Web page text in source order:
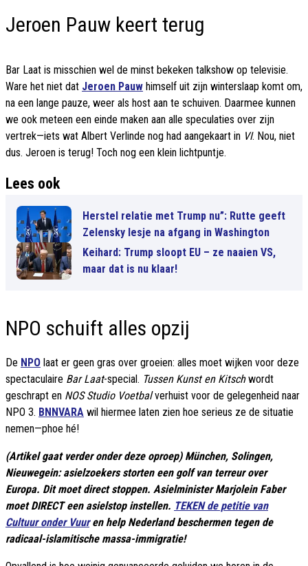
Jeroen Pauw keert terug
Bar Laat is misschien wel de minst bekeken talkshow op televisie.
Ware het niet dat Jeroen Pauw himself uit zijn winterslaap komt om,
na een lange pauze, weer als host aan te schuiven. Daarmee kunnen
we ook meteen een einde maken aan alle speculaties over zijn
vertrek—iets wat Albert Verlinde nog had aangekaart in VI. Nou, niet
dus. Jeroen is terug! Toch nog een klein lichtpuntje.
Lees ook
Herstel relatie met Trump nu”: Rutte geeft
Zelensky lesje na afgang in Washington
Keihard: Trump sloopt EU – ze naaien VS,
maar dat is nu klaar!
NPO schuift alles opzij
De NPO laat er geen gras over groeien: alles moet wijken voor deze
spectaculaire Bar Laat-special. Tussen Kunst en Kitschwordt
geschrapt en NOS Studio Voetbalverhuist voor de gelegenheid naar
NPO 3. BNNVARA wil hiermee laten zien hoe serieus ze de situatie
nemen—phoe hé!
(Artikel gaat verder onder deze oproep) München, Solingen,
Nieuwegein: asielzoekers storten een golf van terreur over
Europa. Dit moet direct stoppen. Asielminister Marjolein Faber
moet DIRECT een asielstop instellen. TEKEN de petitie van
Cultuur onder Vuuren help Nederland beschermen tegen de
radicaal-islamitische massa-immigratie!